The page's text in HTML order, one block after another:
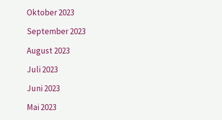
Oktober 2023
September 2023
August 2023
Juli 2023
Juni 2023
Mai 2023